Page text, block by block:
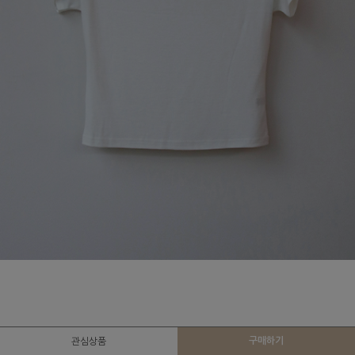
관심상품 구매하기